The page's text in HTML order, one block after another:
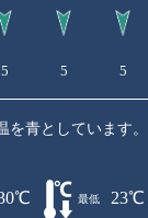
5 5 5
青としています。
最低 23℃